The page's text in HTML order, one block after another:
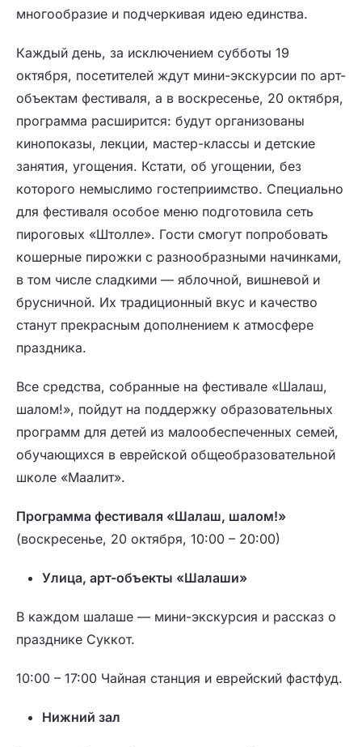
многообразие и подчеркивая идею единства.
Каждый день, за исключением субботы 19
октября, посетителей ждут мини-экскурсии по арт-
объектам фестиваля, а в воскресенье, 20 октября,
программа расширится: будут организованы
кинопоказы, лекции, мастер-классы и детские
занятия, угощения. Кстати, об угощении, без
которого немыслимо гостеприимство. Специально
для фестиваля особое меню подготовила сеть
пироговых «Штолле». Гости смогут попробовать
кошерные пирожки с разнообразными начинками,
в том числе сладкими — яблочной, вишневой и
брусничной. Их традиционный вкус и качество
станут прекрасным дополнением к атмосфере
праздника.
Все средства, собранные на фестивале «Шалаш,
шалом!», пойдут на поддержку образовательных
программ для детей из малообеспеченных семей,
обучающихся в еврейской общеобразовательной
школе «Маалит».
Программа фестиваля «Шалаш, шалом!»
(воскресенье, 20 октября, 10:00 – 20:00)
Улица, арт-объекты «Шалаши»
В каждом шалаше — мини-экскурсия и рассказ о
празднике Суккот.
10:00 – 17:00 Чайная станция и еврейский фастфуд.
Нижний зал